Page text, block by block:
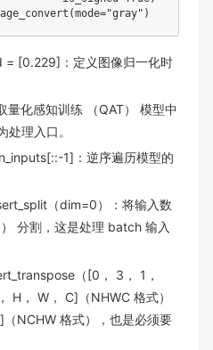
[0.229]：定义图像归一化时
化感知训练 （QAT） 模型中
理入口。
1]：逆序遍历模型的
（dim=0）：将输入数
分割，这是处理 batch 输入
（[0， 3， 1，
H， W， C]（NHWC 格式）
NCHW 格式），也是必须要